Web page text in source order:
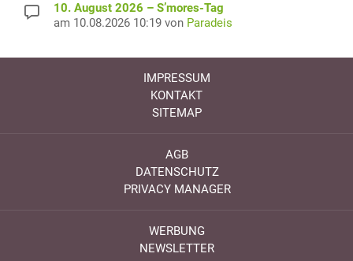
10. August 2026 – S’mores-Tag
am 10.08.2026 10:19 von Paradeis
IMPRESSUM
KONTAKT
SITEMAP
AGB
DATENSCHUTZ
PRIVACY MANAGER
WERBUNG
NEWSLETTER